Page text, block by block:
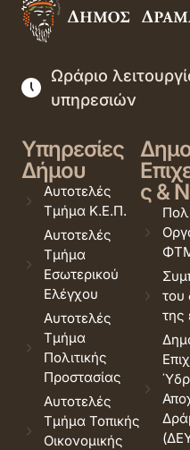
Ωράριο
υπηρεσιών
Υπηρεσίες
Δήμου
Αυτοτελές
Τμήμα Κ.Ε.Π.
Αυτοτελές
Τμήμα
Εσωτερικού
Ελέγχου
Αυτοτελές
Τμήμα
Πολιτικής
Προστασίας
Αυτοτελές
Τμήμα Τοπικής
Οικονομικής
ς &
του
της